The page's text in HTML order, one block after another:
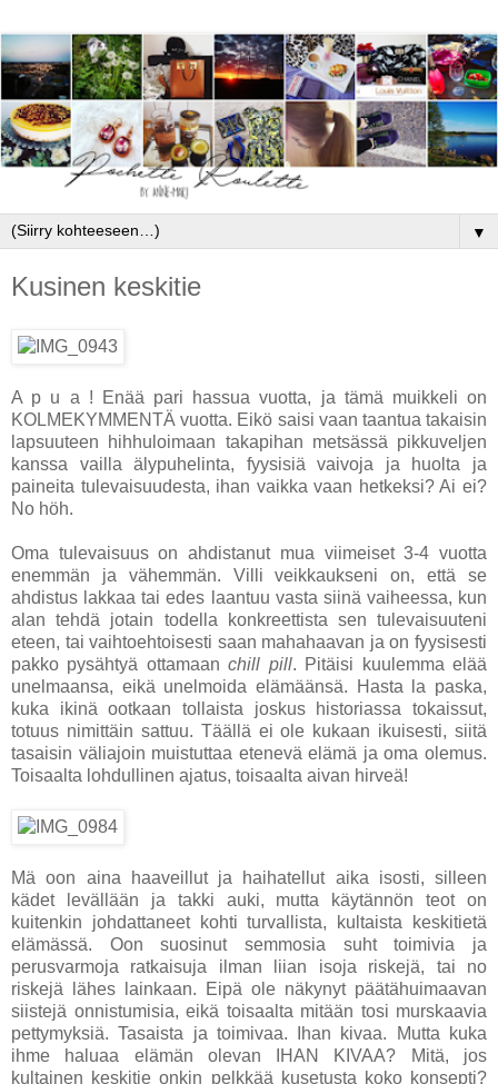
▼
Kusinen keskitie
A p u a ! Enää pari hassua vuotta, ja tämä muikkeli on
KOLMEKYMMENTÄ vuotta. Eikö saisi vaan taantua takaisin
lapsuuteen hihhuloimaan takapihan metsässä pikkuveljen
kanssa vailla älypuhelinta, fyysisiä vaivoja ja huolta ja
paineita tulevaisuudesta, ihan vaikka vaan hetkeksi? Ai ei?
No höh.
Oma tulevaisuus on ahdistanut mua viimeiset 3-4 vuotta
enemmän ja vähemmän. Villi veikkaukseni on, että se
ahdistus lakkaa tai edes laantuu vasta siinä vaiheessa, kun
alan tehdä jotain todella konkreettista sen tulevaisuuteni
eteen, tai vaihtoehtoisesti saan mahahaavan ja on fyysisesti
pakko pysähtyä ottamaanchill pill. Pitäisi kuulemma elää
unelmaansa, eikä unelmoida elämäänsä. Hasta la paska,
kuka ikinä ootkaan tollaista joskus historiassa tokaissut,
totuus nimittäin sattuu. Täällä ei ole kukaan ikuisesti, siitä
tasaisin väliajoin muistuttaa etenevä elämä ja oma olemus.
Toisaalta lohdullinen ajatus, toisaalta aivan hirveä!
Mä oon aina haaveillut ja haihatellut aika isosti, silleen
kädet levällään ja takki auki, mutta käytännön teot on
kuitenkin johdattaneet kohti turvallista, kultaista keskitietä
elämässä. Oon suosinut semmosia suht toimivia ja
perusvarmoja ratkaisuja ilman liian isoja riskejä, tai no
riskejä lähes lainkaan. Eipä ole näkynyt päätähuimaavan
siistejä onnistumisia, eikä toisaalta mitään tosi murskaavia
pettymyksiä. Tasaista ja toimivaa. Ihan kivaa. Mutta kuka
ihme haluaa elämän olevan IHAN KIVAA? Mitä, jos
kultainen keskitie onkin pelkkää kusetusta koko konsepti?